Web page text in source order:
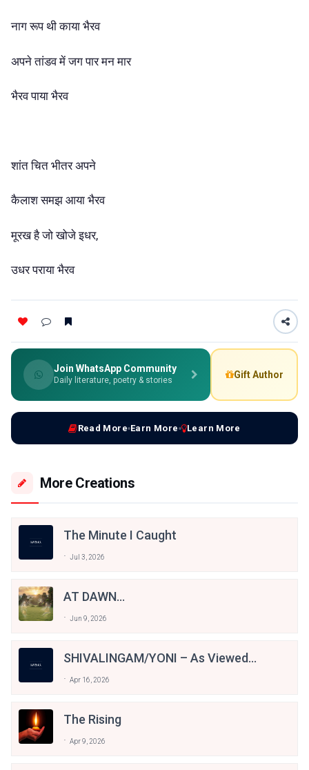
नाग रूप थी काया भैरव
अपने तांडव में जग पार मन मार
भैरव पाया भैरव
शांत चित भीतर अपने
कैलाश समझ आया भैरव
मूरख है जो खोजे इधर,
उधर पराया भैरव
Join WhatsApp Community
Daily literature, poetry & stories
Gift Author
Read More Earn More Learn More
More Creations
The Minute I Caught
Jul 3, 2026
AT DAWN...
Jun 9, 2026
SHIVALINGAM/YONI – As Viewed
Apr 16, 2026
The Rising
Apr 9, 2026